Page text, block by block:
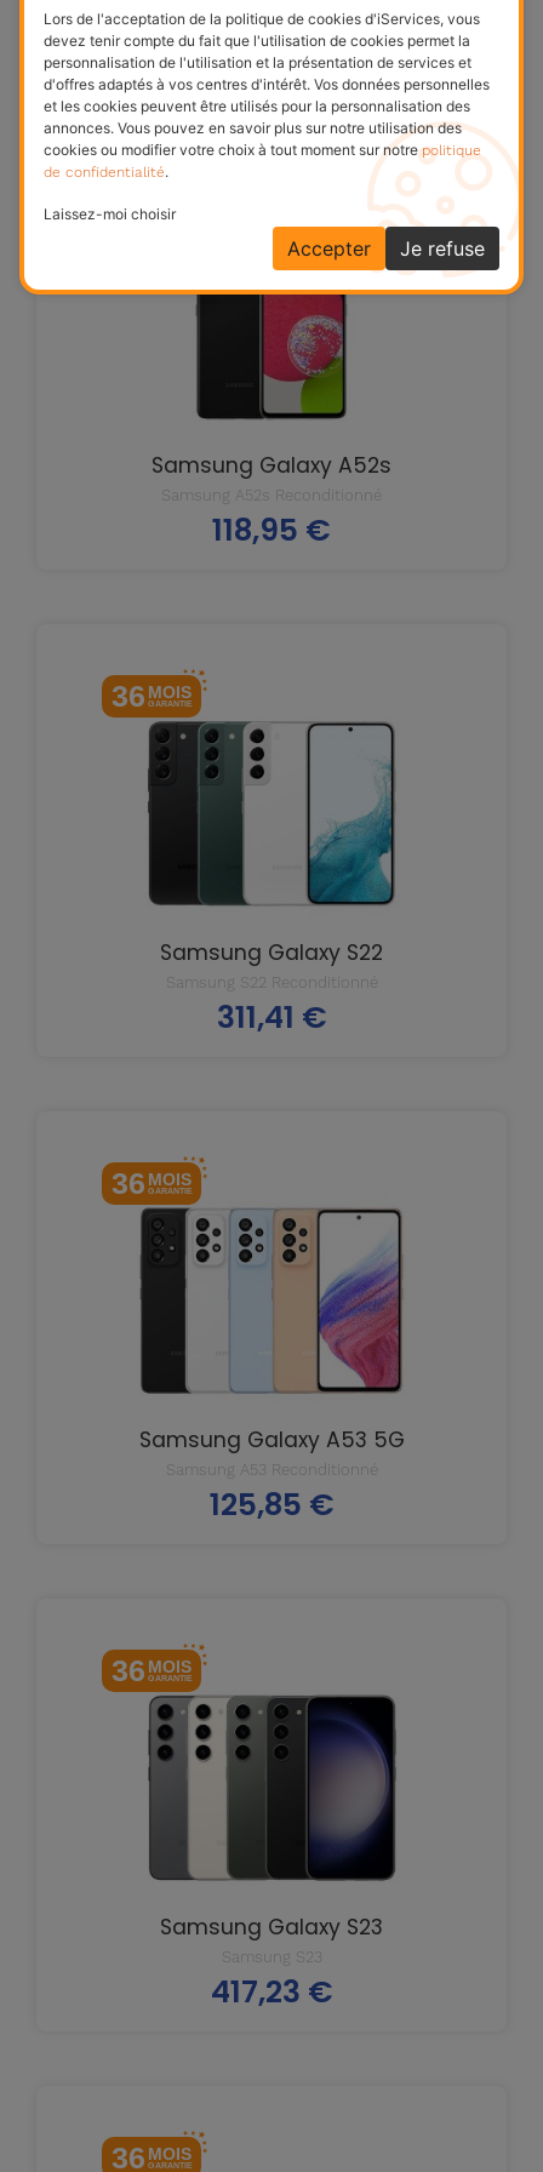
Prix
690,17 €
36 MOIS
GARANTIE
Samsung Galaxy A52s
Samsung A52s Reconditionné
Prix
118,95 €
36 MOIS
GARANTIE
Samsung Galaxy S22
Samsung S22 Reconditionné
Prix
311,41 €
36 MOIS
GARANTIE
Samsung Galaxy A53 5G
Samsung A53 Reconditionné
Prix
125,85 €
36 MOIS
GARANTIE
Samsung Galaxy S23
Samsung S23
Prix
417,23 €
36 MOIS
GARANTIE
Lors de l'acceptation de la politique de cookies d'iServices, vous
devez tenir compte du fait que l'utilisation de cookies permet la
personnalisation de l'utilisation et la présentation de services et
d'offres adaptés à vos centres d'intérêt. Vos données personnelles
et les cookies peuvent être utilisés pour la personnalisation des
annonces. Vous pouvez en savoir plus sur notre utilisation des
cookies ou modifier votre choix à tout moment sur notrepolitique
de confidentialité.
Laissez-moi choisir
Je refuse
Accepter